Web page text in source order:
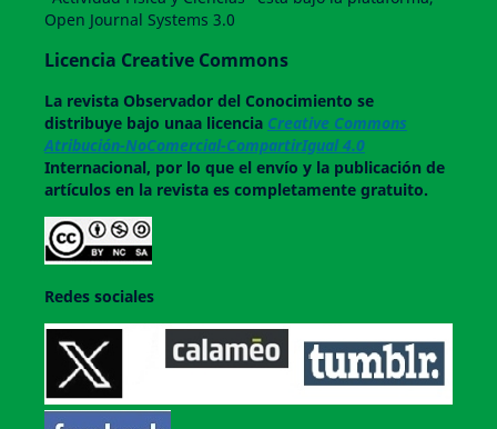
Open Journal Systems 3.0
Licencia Creative Commons
La revistaObservador del Conocimiento se
distribuye bajo unaa licencia Creative Commons
Atribución-NoComercial-CompartirIgual 4.0
Internacional, por lo que el envío y la publicación de
artículos en la revista es completamente gratuito.
Redes sociales